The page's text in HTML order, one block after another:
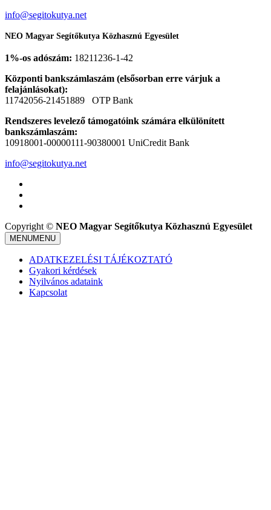
info@segitokutya.net
NEO Magyar Segítőkutya Közhasznú Egyesület
1%-os adószám: 18211236-1-42
Központi bankszámlaszám (elsősorban erre várjuk a
felajánlásokat):
11742056-21451889 OTP Bank
Rendszeres levelező támogatóink számára elkülönített
bankszámlaszám:
10918001-00000111-90380001 UniCredit Bank
info@segitokutya.net
Copyright © NEO Magyar Segítőkutya Közhasznú Egyesület
MENUMENU
ADATKEZELÉSI TÁJÉKOZTATÓ
Gyakori kérdések
Nyilvános adataink
Kapcsolat